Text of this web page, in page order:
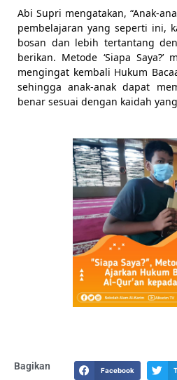
Abi Supri mengatakan, “Anak-
pembelajaran yang seperti ini,
bosan dan lebih tertantang
berikan. Metode ‘Siapa Saya?’
mengingat kembali Hukum
sehingga anak-anak dapat
benar sesuai dengan kaidah
Bagikan Facebook